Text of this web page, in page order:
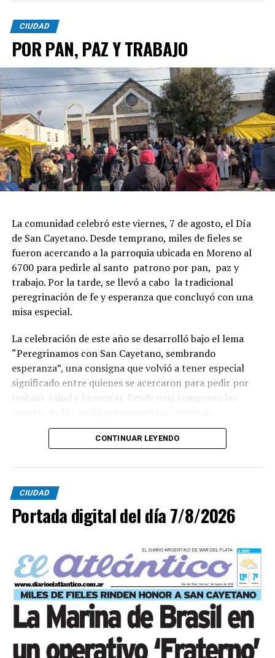
CIUDAD
POR PAN, PAZ Y TRABAJO
La comunidad celebró este viernes, 7 de agosto, el Día
de San Cayetano. Desde temprano, miles de fieles se
fueron acercando a la parroquia ubicada en Moreno al
6700 para pedirle al santo patrono por pan, paz y
trabajo. Por la tarde, se llevó a cabo la tradicional
peregrinación de fe y esperanza que concluyó con una
misa especial.
La celebración de este año se desarrolló bajo el lema
“Peregrinamos con San Cayetano, sembrando
esperanza”, una consigna que volvió a tener especial
significado entre quienes se acercaron para pedir por
trabajo, salud y bienestar. Desde muy temprano las
La imagen del santo salió del santuario de Moreno al
las calles del barrio. Grandes, jóvenes y niños y fieles se
sumaron al recorrido con banderas, espigas y distintas
expresiones de fe.
En paralelo, distintos gremios y organizaciones sociales
y trabajo, para visibilizar la situación de trabajadores y
desocupados.
CONTINUAR LEYENDO
CIUDAD
Portada digital del día 7/8/2026